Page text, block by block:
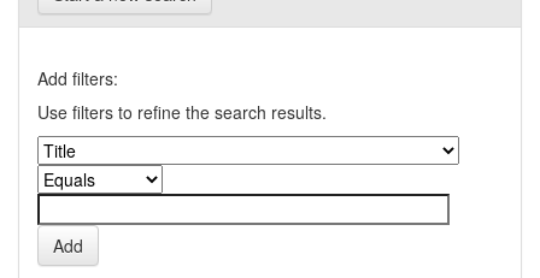
Add filters:
Use filters to refine the search results.